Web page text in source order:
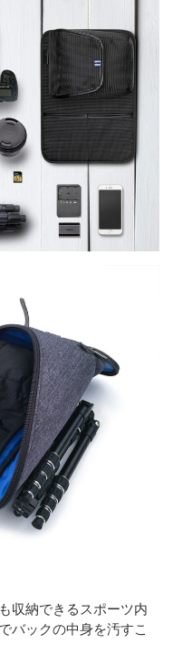
収納できるスポーツ内
バックの中身を汚すこ